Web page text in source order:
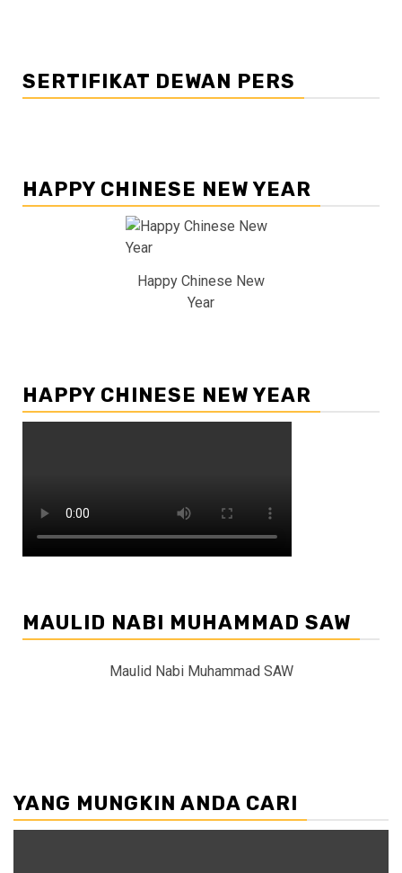
SERTIFIKAT DEWAN PERS
HAPPY CHINESE NEW YEAR
Happy Chinese New
Year
HAPPY CHINESE NEW YEAR
MAULID NABI MUHAMMAD SAW
Maulid Nabi Muhammad SAW
YANG MUNGKIN ANDA CARI